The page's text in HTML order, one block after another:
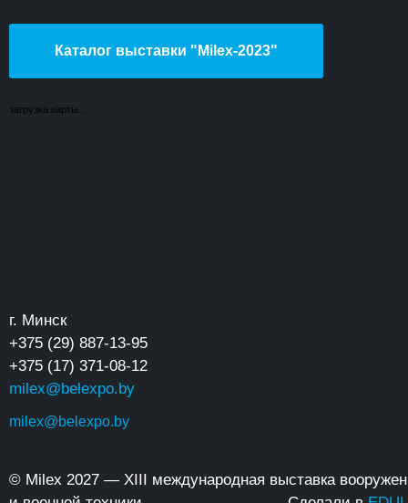
Каталог выставки "Milex-2023"
загрузка карты...
г. Минск
+375 (29) 887-13-95
+375 (17) 371-08-12
milex@belexpo.by
milex@belexpo.by
© Milex 2027 — XIII международная выставка